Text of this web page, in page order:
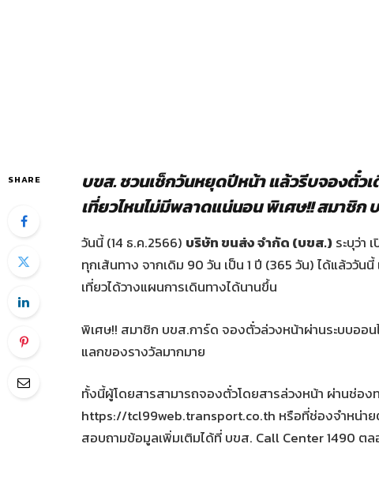
SHARE
บขส. ชวนเช็กวันหยุดปีหน้า แล้วรีบจองตั๋ว
เที่ยวไหนไม่มีพลาดแน่นอน พิเศษ!! สมาชิก
วันนี้ (14 ธ.ค.2566) บริษัท ขนส่ง จำกัด (บขส.) ระบุว่า
ทุกเส้นทาง จากเดิม 90 วัน เป็น 1 ปี (365 วัน) ได้แล้ววัน
เที่ยวได้วางแผนการเดินทางได้นานขึ้น
พิเศษ!! สมาชิก บขส.การ์ด จองตั๋วล่วงหน้าผ่านระบบออ
แลกของรางวัลมากมาย
ทั้งนี้ผู้โดยสารสามารถจองตั๋วโดยสารล่วงหน้า ผ่านช่
https://tcl99web.transport.co.th หรือที่ช่องจำหน่า
สอบถามข้อมูลเพิ่มเติมได้ที่ บขส. Call Center 1490 ต